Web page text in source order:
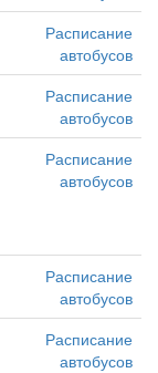
Расписание
автобусов
Расписание
автобусов
Расписание
автобусов
Расписание
автобусов
Расписание
автобусов